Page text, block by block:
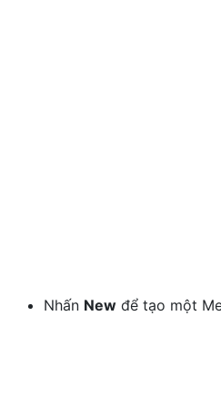
Nhấn New để tạo một